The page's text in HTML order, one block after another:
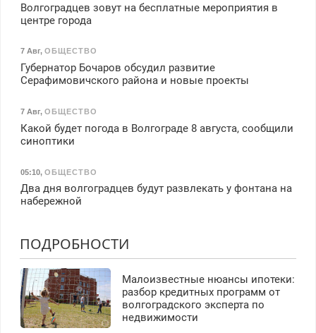
Волгоградцев зовут на бесплатные мероприятия в
центре города
7 Авг, ОБЩЕСТВО
Губернатор Бочаров обсудил развитие
Серафимовичского района и новые проекты
7 Авг, ОБЩЕСТВО
Какой будет погода в Волгограде 8 августа, сообщили
синоптики
05:10, ОБЩЕСТВО
Два дня волгоградцев будут развлекать у фонтана на
набережной
ПОДРОБНОСТИ
Малоизвестные нюансы ипотеки:
разбор кредитных программ от
волгоградского эксперта по
недвижимости